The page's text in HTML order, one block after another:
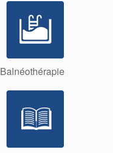
Balnéothérapie